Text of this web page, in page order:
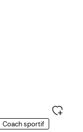
Coach sportif